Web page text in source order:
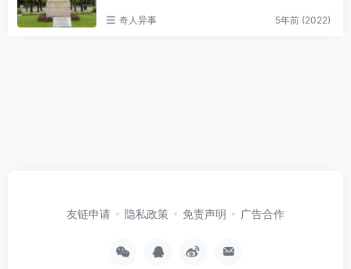
奇人异事 5年前 (2022)
友链申请 隐私政策 免责声明 广告合作